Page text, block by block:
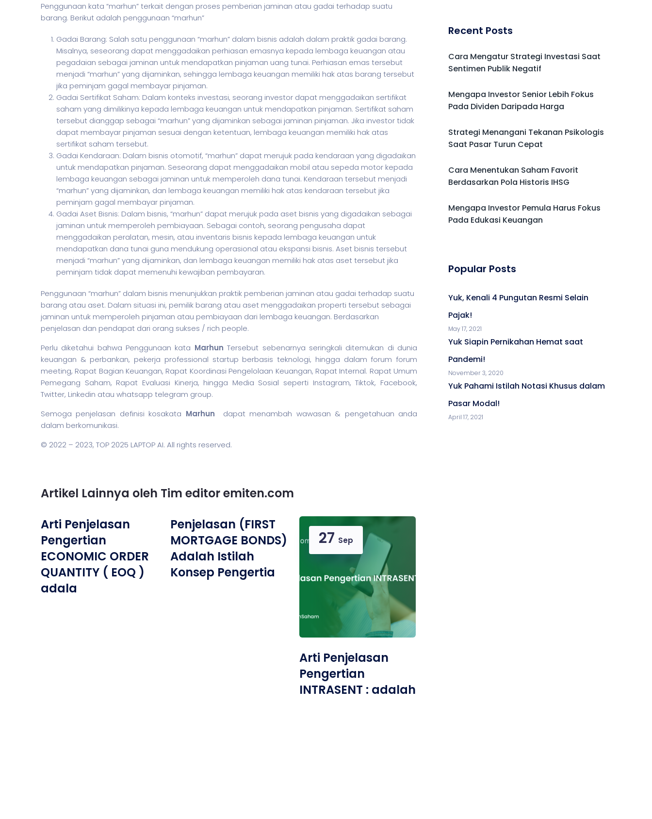
Penggunaan kata “marhun” terkait dengan proses pemberian jaminan atau gadai terhadap suatu
barang. Berikut adalah penggunaan “marhun”
Gadai Barang: Salah satu penggunaan “marhun” dalam bisnis adalah dalam praktik gadai barang.
Misalnya, seseorang dapat menggadaikan perhiasan emasnya kepada lembaga keuangan atau
pegadaian sebagai jaminan untuk mendapatkan pinjaman uang tunai. Perhiasan emas tersebut
menjadi “marhun” yang dijaminkan, sehingga lembaga keuangan memiliki hak atas barang tersebut
jika peminjam gagal membayar pinjaman.
Gadai Sertifikat Saham: Dalam konteks investasi, seorang investor dapat menggadaikan sertifikat
saham yang dimilikinya kepada lembaga keuangan untuk mendapatkan pinjaman. Sertifikat saham
tersebut dianggap sebagai “marhun” yang dijaminkan sebagai jaminan pinjaman. Jika investor tidak
dapat membayar pinjaman sesuai dengan ketentuan, lembaga keuangan memiliki hak atas
sertifikat saham tersebut.
Gadai Kendaraan: Dalam bisnis otomotif, “marhun” dapat merujuk pada kendaraan yang digadaikan
untuk mendapatkan pinjaman. Seseorang dapat menggadaikan mobil atau sepeda motor kepada
lembaga keuangan sebagai jaminan untuk memperoleh dana tunai. Kendaraan tersebut menjadi
“marhun” yang dijaminkan, dan lembaga keuangan memiliki hak atas kendaraan tersebut jika
peminjam gagal membayar pinjaman.
Gadai Aset Bisnis: Dalam bisnis, “marhun” dapat merujuk pada aset bisnis yang digadaikan sebagai
jaminan untuk memperoleh pembiayaan. Sebagai contoh, seorang pengusaha dapat
menggadaikan peralatan, mesin, atau inventaris bisnis kepada lembaga keuangan untuk
mendapatkan dana tunai guna mendukung operasional atau ekspansi bisnis. Aset bisnis tersebut
menjadi “marhun” yang dijaminkan, dan lembaga keuangan memiliki hak atas aset tersebut jika
peminjam tidak dapat memenuhi kewajiban pembayaran.
Penggunaan “marhun” dalam bisnis menunjukkan praktik pemberian jaminan atau gadai terhadap suatu
barang atau aset. Dalam situasi ini, pemilik barang atau aset menggadaikan properti tersebut sebagai
jaminan untuk memperoleh pinjaman atau pembiayaan dari lembaga keuangan. Berdasarkan
penjelasan dan pendapat dari orang sukses / rich people.
Perlu diketahui bahwa Penggunaan kata Marhun Tersebut sebenarnya seringkali ditemukan di dunia
keuangan & perbankan, pekerja professional startup berbasis teknologi, hingga dalam forum forum
meeting, Rapat Bagian Keuangan, Rapat Koordinasi Pengelolaan Keuangan, Rapat Internal. Rapat Umum
Pemegang Saham, Rapat Evaluasi Kinerja, hingga Media Sosial seperti Instagram, Tiktok, Facebook,
Twitter, Linkedin atau whatsapp telegram group.
Semoga penjelasan definisi kosakata Marhun
dapat menambah wawasan & pengetahuan anda
dalam berkomunikasi.
© 2022 – 2023, TOP 2025 LAPTOP AI. All rights reserved.
Artikel Lainnya oleh Tim editor emiten.com
Arti Penjelasan
Pengertian
ECONOMIC ORDER
QUANTITY ( EOQ )
adala
Penjelasan (FIRST
MORTGAGE BONDS)
Adalah Istilah
Konsep Pengertia
27 Sep
Arti Penjelasan
Pengertian
INTRASENT : adalah
Recent Posts
Cara Mengatur Strategi Investasi Saat
Sentimen Publik Negatif
Mengapa Investor Senior Lebih Fokus
Pada Dividen Daripada Harga
Strategi Menangani Tekanan Psikologis
Saat Pasar Turun Cepat
Cara Menentukan Saham Favorit
Berdasarkan Pola Historis IHSG
Mengapa Investor Pemula Harus Fokus
Pada Edukasi Keuangan
Popular Posts
Yuk, Kenali 4 Pungutan Resmi Selain
Pajak!
May 17, 2021
Yuk Siapin Pernikahan Hemat saat
Pandemi!
November 3, 2020
Yuk Pahami Istilah Notasi Khusus dalam
Pasar Modal!
April 17, 2021